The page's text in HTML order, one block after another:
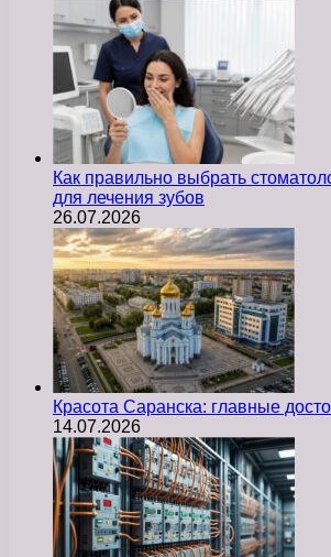
Как правильно выбрать
для лечения зубов
26.07.2026
Красота Саранска: главные
14.07.2026